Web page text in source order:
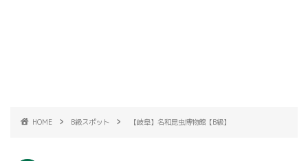
HOME B級スポット 【岐阜】名和昆虫博物館【B級】